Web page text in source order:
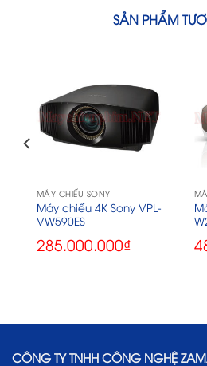
SẢN PHẨM
MÁY CHIẾU SONY
Máy chiếu 4K Sony VPL-
VW590ES
285.000.000₫
CÔNG TY TNHH CÔNG NGHỆ